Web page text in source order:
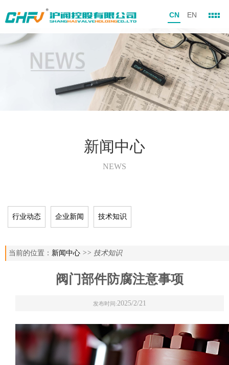
CN EN
新闻中心
NEWS
行业动态 企业新闻 技术知识
当前的位置： 新闻中心 >> 技术知识
阀门部件防腐注意事项
发布时间:2025/2/21